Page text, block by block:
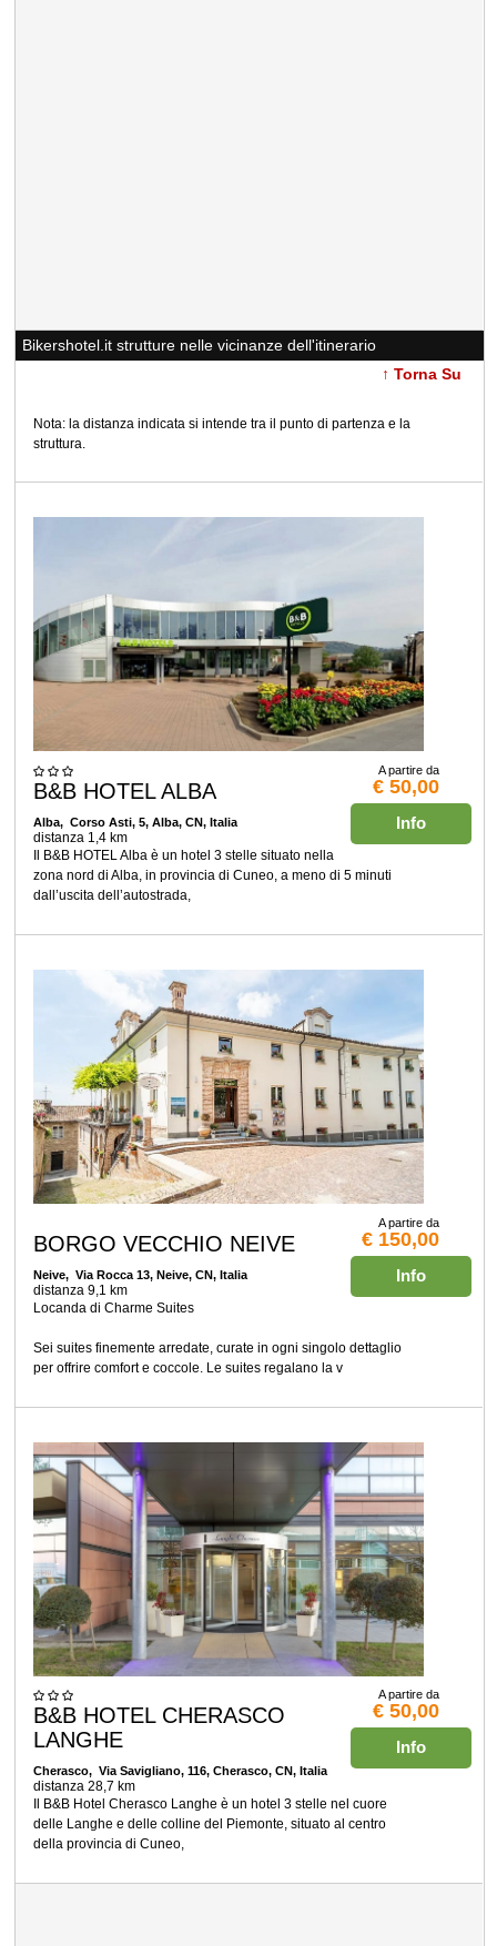
Bikershotel.it strutture nelle vicinanze dell'itinerario
↑ Torna Su
Nota: la distanza indicata si intende tra il punto di partenza e la
struttura.
A partire da
€ 50,00
Info
B&B HOTEL ALBA
Alba, Corso Asti, 5, Alba, CN, Italia
distanza 1,4 km
Il B&B HOTEL Alba è un hotel 3 stelle situato nella
zona nord di Alba, in provincia di Cuneo, a meno di 5 minuti
dall’uscita dell’autostrada,
A partire da
€ 150,00
Info
BORGO VECCHIO NEIVE
Neive, Via Rocca 13, Neive, CN, Italia
distanza 9,1 km
Locanda di Charme Suites
Sei suites finemente arredate, curate in ogni singolo dettaglio
per offrire comfort e coccole. Le suites regalano la v
A partire da
€ 50,00
Info
B&B HOTEL CHERASCO
LANGHE
Cherasco, Via Savigliano, 116, Cherasco, CN, Italia
distanza 28,7 km
Il B&B Hotel Cherasco Langhe è un hotel 3 stelle nel cuore
delle Langhe e delle colline del Piemonte, situato al centro
della provincia di Cuneo,